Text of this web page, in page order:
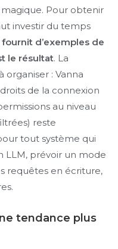
Pour obtenir
investir du temps
d’exemples de
le résultat. La
organiser : Vanna
de la connexion
au niveau
reste
tout système qui
LLM, prévoir un mode
requêtes en écriture,
tendance plus